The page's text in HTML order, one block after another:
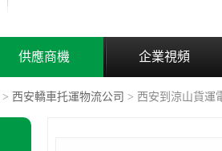
供應商機 企業視頻
> 西安轎車托運物流公司 > 西安到涼山貨運